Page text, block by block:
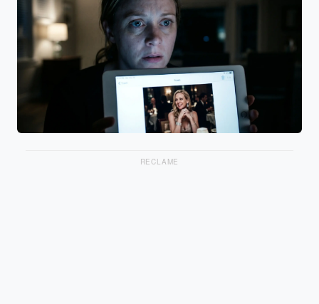
RECLAME